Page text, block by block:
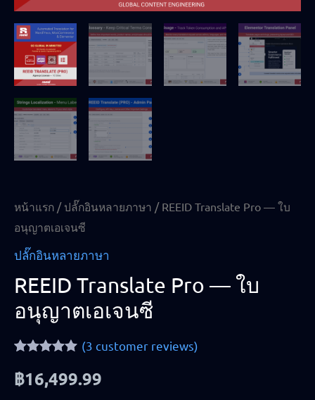
หน้าแรก / ปลั๊กอินหลายภาษา / REEID Translate Pro — ใบ
อนุญาตเอเจนซี
ปลั๊กอินหลายภาษา
REEID Translate Pro — ใบ
อนุญาตเอเจนซี
out of 5
based on
(3 customer reviews)
฿16,499.99